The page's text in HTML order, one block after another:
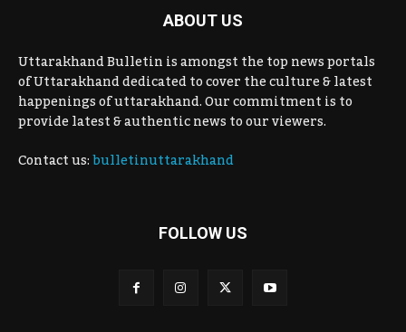
ABOUT US
Uttarakhand Bulletin is amongst the top news portals
of Uttarakhand dedicated to cover the culture & latest
happenings of uttarakhand. Our commitment is to
provide latest & authentic news to our viewers.
Contact us:bulletinuttarakhand
FOLLOW US